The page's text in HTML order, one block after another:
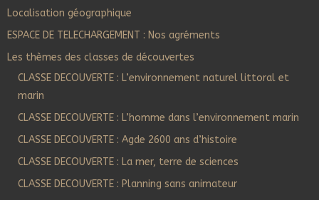
Localisation géographique
ESPACE DE TELECHARGEMENT : Nos agréments
Les thèmes des classes de découvertes
CLASSE DECOUVERTE : L’environnement naturel littoral et
marin
CLASSE DECOUVERTE : L’homme dans l’environnement marin
CLASSE DECOUVERTE : Agde 2600 ans d’histoire
CLASSE DECOUVERTE : La mer, terre de sciences
CLASSE DECOUVERTE : Planning sans animateur